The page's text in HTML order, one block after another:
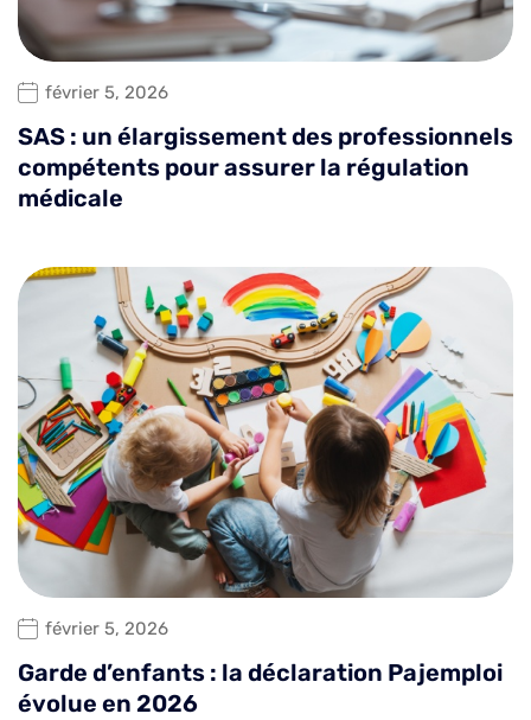
février 5, 2026
SAS : un élargissement des professionnels
compétents pour assurer la régulation
médicale
février 5, 2026
Garde d’enfants : la déclaration Pajemploi
évolue en 2026